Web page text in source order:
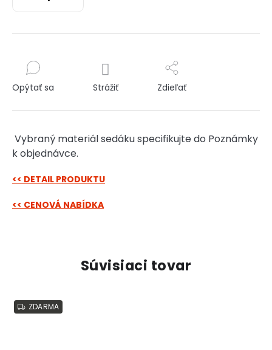
Vybraný materiál sedáku specifikujte do Poznámky
k objednávce.
<< DETAIL PRODUKTU
<< CENOVÁ NABÍDKA
Opýtať sa Strážiť Zdieľať
Súvisiaci tovar
ZDARMA